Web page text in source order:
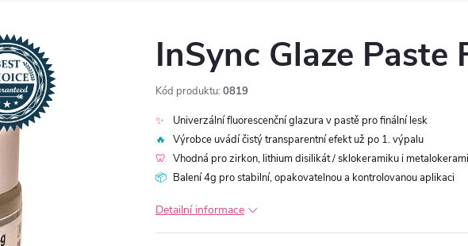
InSync Glaze Paste
Kód produktu: 0819
✨
Univerzální fluorescenční glazura v pastě pro finální lesk
🔥
Výrobce uvádí čistý transparentní efekt už po 1. výpalu
🦷 Vhodná pro zirkon, lithium disilikát / sklokeramiku i
📦 Balení 4g pro stabilní, opakovatelnou a kontrolovanou aplikaci
Detailní informace